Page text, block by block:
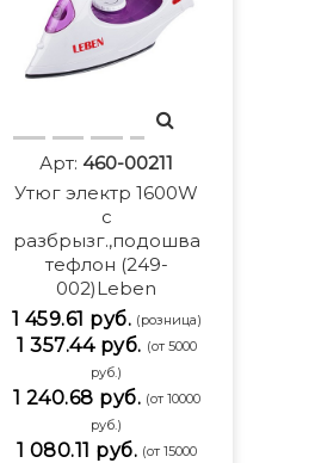
Арт:460-00211
Утюг электр 1600W
с
разбрызг.,подошва
тефлон (249-
002)Leben
1 459.61 руб. (розница)
1 357.44 руб. (от 5000
руб.)
1 240.68 руб. (от 10000
руб.)
1 080.11 руб. (от 15000